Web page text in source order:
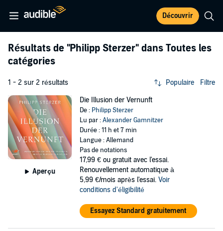
Découvrir
Résultats de "Philipp Sterzer" dans Toutes les
catégories
1 - 2 sur 2 résultats Populaire Filtre
Aperçu
Die Illusion der Vernunft
De : Philipp Sterzer
Lu par :Alexander Gamnitzer
Durée : 11 h et 7 min
Langue : Allemand
Pas de notations
17,99 € ou gratuit avec l'essai.
Renouvellement automatique à
5,99 €/mois après l'essai. Voir
conditions d'éligibilité
Essayez Standard gratuitement